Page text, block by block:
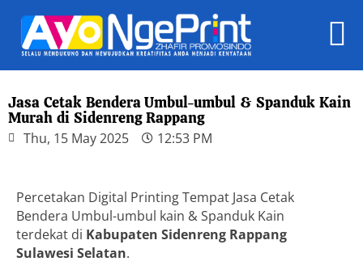
Jasa Cetak Bendera Umbul-umbul & Spanduk Kain
Murah di Sidenreng Rappang
Thu, 15 May 2025 12:53 PM
Percetakan Digital Printing Tempat Jasa Cetak
Bendera Umbul-umbul kain & Spanduk Kain
terdekat di Kabupaten Sidenreng Rappang
Sulawesi Selatan.